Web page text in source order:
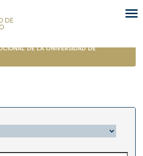
de la Universidad de